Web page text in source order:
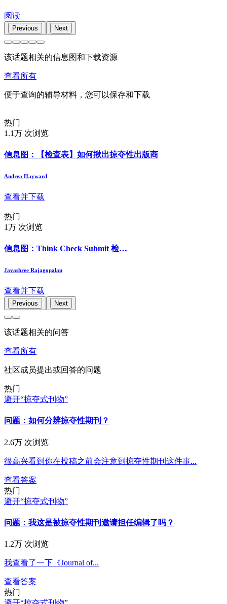
阅读
Previous Next
该话题相关的信息图和下载资源
查看所有
便于查询的辅导材料，您可以保存和下载
热门
1.1万 次浏览
信息图：【检查表】如何揪出掠夺性出版商
Andrea Hayward
查看并下载
热门
1万 次浏览
信息图：Think Check Submit 检…
Jayashree Rajagopalan
查看并下载
Previous Next
该话题相关的问答
查看所有
社区成员提出或回答的问题
热门
避开“掠夺式刊物”
问题： 如何分辨掠夺性期刊？
2.6万 次浏览
很高兴看到你在投稿之前会注意到掠夺性期刊这件事...
查看答案
热门
避开“掠夺式刊物”
问题： 我这是被掠夺性期刊邀请担任编辑了吗？
1.2万 次浏览
我查看了一下《Journal of...
查看答案
热门